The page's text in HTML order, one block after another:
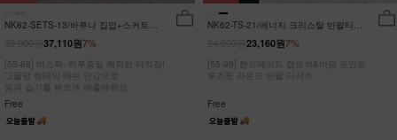
NK62-SETS-13/바루나 집업+스커트
7%
37,110원
[55-88] 바스락- 하루종일 쾌적한 터치감!
그물망 형태의 메쉬 안감으로
땀과 습기를 빠르게 배출해줘요
Free
NK62-TS-21/에너지 크리스탈 반팔티
7%
23,160원
[55-99] 핸드메이드 캡보석&비딩 포인트
루즈핏 라운드 반팔 티셔츠
Free